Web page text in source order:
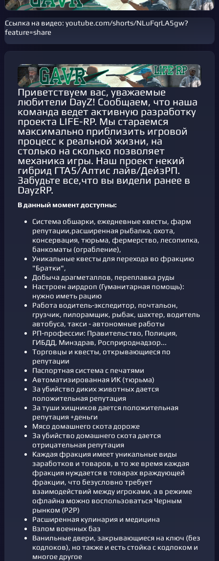
Ссылка на видео: youtube.com/shorts/NLuFqrLA5gw?
feature=share
Приветствуем вас, уважаемые
любители DayZ! Сообщаем, что наша
команда ведет активную разработку
проекта LIFE-RP. Мы стараемся
максимально приблизить игровой
процесс к реальной жизни, на
столько на сколько позволяет
механика игры. Наш проект некий
гибрид ГТА5/Алтис лайв/ДейзРП.
Забудьте все,что вы видели ранее в
DayzRP.
В данный момент доступны:
Система обшарки, ежедневные квесты, фарм
репутации,расширенная рыбалка, охота,
консервация, тюрьма, фермерство, лесопилка,
банкоматы (ограбление),
Уникальные квесты для перехода во фракцию
"Братки",
Добыча драгметаллов, переплавка руды
Настроен аирдроп (Гуманитарная помощь):
нужно иметь рацию
Работа водитель-экспедитор, почтальон,
грузчик, пилорамщик, рыбак, шахтер, водитель
автобуса, такси - автономные работы
РП-профессии: Правительство, Полиция,
ГИБДД, Минздрав, Росприроднадзор...
Торговцы и квесты, открывающиеся по
репутации
Паспортная система с печатями
Автоматизированная ИК (тюрьма)
За убийство диких животных дается
положительная репутация
За туши хищников дается положительная
репутация +деньги
Мясо домашнего скота дороже
За убийство домашнего скота дается
отрицательная репутация
Каждая фракция имеет уникальные виды
заработков и товаров, в то же время каждая
фракция нуждается в товарах враждующей
фракции, что безусловно требует
взаимодействий между игроками, а в режиме
офлайна можно воспользоваться Черным
рынком (P2P)
Расширенная кулинария и медицина
Взлом военных баз
Ванильные двери, закрывающиеся на ключ (без
кодлоков), но также и есть стойка с кодлоком и
многое другое